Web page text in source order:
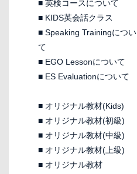
■ 英検コースについて
■ KIDS英会話クラス
■ Speaking Trainingについ
て
■ EGO Lessonについて
■ ES Evaluationについて
■ オリジナル教材(Kids)
■ オリジナル教材(初級)
■ オリジナル教材(中級)
■ オリジナル教材(上級)
■ オリジナル教材